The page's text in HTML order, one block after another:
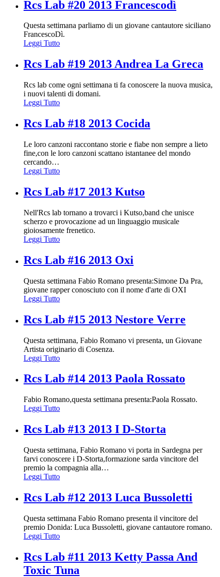
Rcs Lab #20 2013 Francescodì
Questa settimana parliamo di un giovane cantautore siciliano
FrancescoDì.
Leggi Tutto
Rcs Lab #19 2013 Andrea La Greca
Rcs lab come ogni settimana ti fa conoscere la nuova musica,
i nuovi talenti di domani.
Leggi Tutto
Rcs Lab #18 2013 Cocida
Le loro canzoni raccontano storie e fiabe non sempre a lieto
fine,con le loro canzoni scattano istantanee del mondo
cercando…
Leggi Tutto
Rcs Lab #17 2013 Kutso
Nell'Rcs lab tornano a trovarci i Kutso,band che unisce
scherzo e provocazione ad un linguaggio musicale
gioiosamente frenetico.
Leggi Tutto
Rcs Lab #16 2013 Oxi
Questa settimana Fabio Romano presenta:Simone Da Pra,
giovane rapper conosciuto con il nome d'arte di OXI
Leggi Tutto
Rcs Lab #15 2013 Nestore Verre
Questa settimana, Fabio Romano vi presenta, un Giovane
Artista originario di Cosenza.
Leggi Tutto
Rcs Lab #14 2013 Paola Rossato
Fabio Romano,questa settimana presenta:Paola Rossato.
Leggi Tutto
Rcs Lab #13 2013 I D-Storta
Questa settimana, Fabio Romano vi porta in Sardegna per
farvi conoscere i D-Storta,formazione sarda vincitore del
premio la compagnia alla…
Leggi Tutto
Rcs Lab #12 2013 Luca Bussoletti
Questa settimana Fabio Romano presenta il vincitore del
premio Donida: Luca Bussoletti, giovane cantautore romano.
Leggi Tutto
Rcs Lab #11 2013 Ketty Passa And
Toxic Tuna